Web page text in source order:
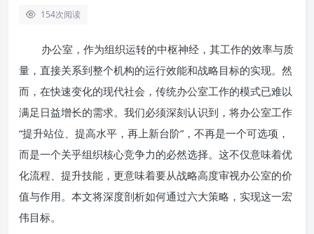
154次阅读
办公室，作为组织运转的中枢神经，其工作的效率与质
量，直接关系到整个机构的运行效能和战略目标的实现。然
而，在快速变化的现代社会，传统办公室工作的模式已难以
满足日益增长的需求。我们必须深刻认识到，将办公室工作
“提升站位、提高水平，再上新台阶”，不再是一个可选项，
而是一个关乎组织核心竞争力的必然选择。这不仅意味着优
化流程、提升技能，更意味着要从战略高度审视办公室的价
值与作用。本文将深度剖析如何通过六大策略，实现这一宏
伟目标。